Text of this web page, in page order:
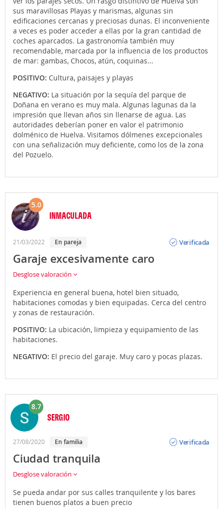
sus maravillosas Playas y marismas, algunas sin
edificaciones cercanas y preciosas dunas. El inconveniente
a veces es poder acceder a ellas por la gran cantidad de
coches aparcados. La gastronomía también muy
recomendable, marcada por la influencia de los productos
de mar: gambas, Chocos, atún, coquinas...
POSITIVO: Cultura, paisajes y playas
NEGATIVO: La situación por la sequía del parque de
Doñana en verano es muy mala. Algunas lagunas da la
impresión que llevan años sin llenarse de agua. Las
autoridades deberían poner en valor el patrimonio
dolménico de Huelva. Visitamos dólmenes excepcionales
con una señalización muy deficiente, como los de la zona
del Pozuelo.
5.0
INMACULADA
21/03/2022 En pareja
Verificada
Garaje excesivamente caro
Desglose valoración
Experiencia en general buena, hotel bien situado,
habitaciones comodas y bien equipadas. Cerca del centro
y zonas de restauración.
POSITIVO: La ubicación, limpieza y equipamiento de las
habitaciones.
NEGATIVO: El precio del garaje. Muy caro y pocas plazas.
8.7
SERGIO
27/08/2020 En familia
Verificada
Ciudad tranquila
Desglose valoración
Se pueda andar por sus calles tranquilente y los bares
tienen buenos platos a buen precio